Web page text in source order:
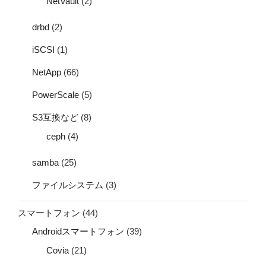
drbd (2)
iSCSI (1)
NetApp (66)
PowerScale (5)
S3互換など (8)
ceph (4)
samba (25)
ファイルシステム (3)
スマートフォン (44)
Androidスマートフォン (39)
Covia (21)